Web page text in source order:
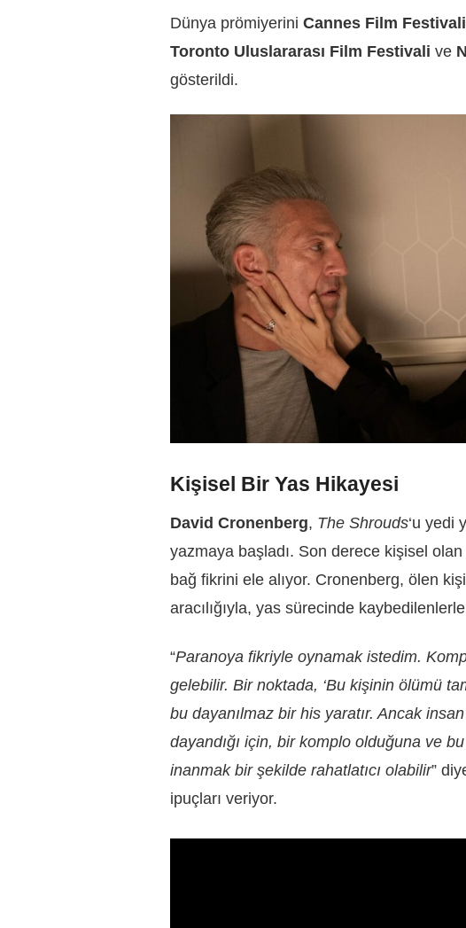
Dünya prömiyerini Cannes Film Festivali
Toronto Uluslararası Film Festivali ve
gösterildi.
Kişisel Bir Yas Hikayesi
David Cronenberg, The Shrouds‘u yedi
yazmaya başladı. Son derece kişisel
bağ fikrini ele alıyor. Cronenberg, ölen
aracılığıyla, yas sürecinde
“Paranoya fikriyle oynamak istedim.
gelebilir. Bir noktada, ‘Bu kişinin ölümü
bu dayanılmaz bir his yaratır. Ancak
dayandığı için, bir komplo olduğuna ve
inanmak bir şekilde rahatlatıcı olabilir”
ipuçları veriyor.